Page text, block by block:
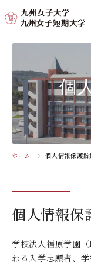
受験生の方へ
在学生の方へ
卒業生の方へ
保護者の方へ
お知らせ
総合案内
学長メッセージ
キャンパスマップ
教育理念・学則
採用情報
学部・学科
九州女子大学
家政学部
人間科学部
児童・幼児教
心理・文化学
攻）
学部・学科
九州女子短期大学
子ども健康学科
専攻科
子ども健康学
教員検索
学生生活
キャンパスカレン
学納金
奨学金
学生サポート
就職情報
就職活動年間スケ
就職対策講座・ガ
就職・キャリア支
北九州市の企業情
入試情報
入学試験要項・提
入試日程・科目
出願方法
オープンキャンパス
交通アクセス
施設・設備360°ストリ
個
ホーム 個人情報保護指
個人情報保
学校法人福原学園
わる入学志願者、